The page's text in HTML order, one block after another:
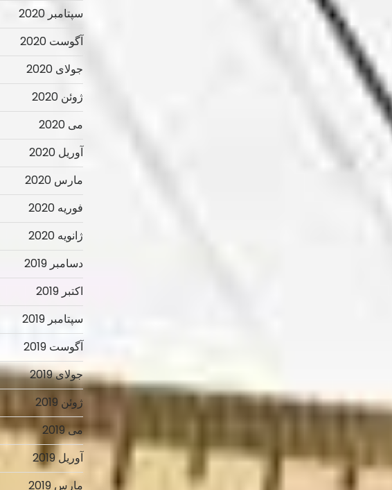
سپتامبر 2020
آگوست 2020
جولای 2020
ژوئن 2020
می 2020
آوریل 2020
مارس 2020
فوریه 2020
ژانویه 2020
دسامبر 2019
اکتبر 2019
سپتامبر 2019
آگوست 2019
جولای 2019
ژوئن 2019
می 2019
آوریل 2019
مارس 2019